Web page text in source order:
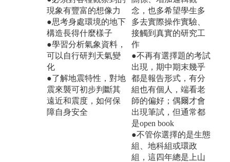
現象有豐富的想像力
●思考身處環境的地下
構造長得什麼樣子
●學習分析氣象資料，
可以自行研判天氣變
化
●了解地震特性，對地
震來襲可初步判斷其
遠近和震度，如何保
障自身安全
念，也多希望學生多
多去實際操作實驗、
接觸到真實的研究工
作
●不再有選擇題的考試
出現，期中期末幾乎
都是報告形式，有分
組也有個人，端看老
師的偏好；偶爾才會
出現筆試，但通常都
是open book
●不管你選擇的是生態
組、地科組或環政
組，這四年總是上山